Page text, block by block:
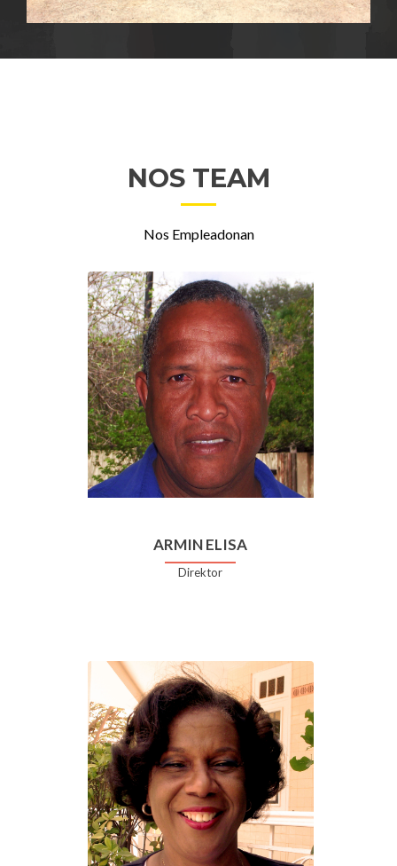
NOS TEAM
Nos Empleadonan
ARMIN ELISA
Direktor